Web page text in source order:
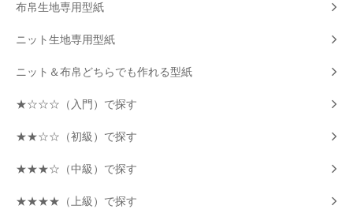
布帛生地専用型紙
ニット生地専用型紙
ニット＆布帛どちらでも作れる型紙
★☆☆☆（入門）で探す
★★☆☆（初級）で探す
★★★☆（中級）で探す
★★★★（上級）で探す